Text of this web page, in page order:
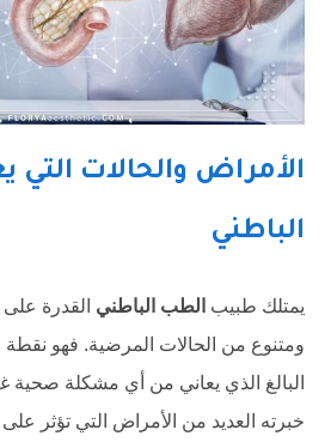
الأمراض والحالات التي
الباطني
يمتلك طبيب الطب الباطني القدرة
ومتنوع من الحالات المرضية. فهو نقطة
البالغ الذي يعاني من أي مشكلة صحية
خبرته العديد من الأمراض التي تؤثر